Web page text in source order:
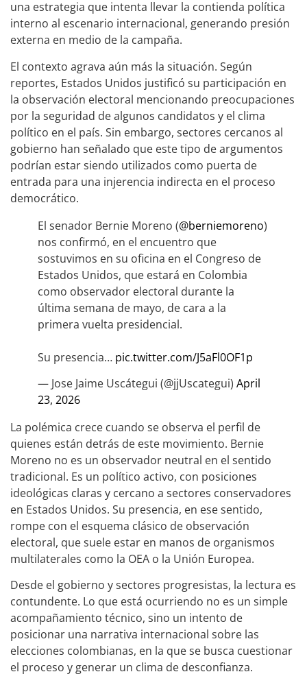
una estrategia que intenta llevar la contienda política
interno al escenario internacional, generando presión
externa en medio de la campaña.
El contexto agrava aún más la situación. Según
reportes, Estados Unidos justificó su participación en
la observación electoral mencionando preocupaciones
por la seguridad de algunos candidatos y el clima
político en el país. Sin embargo, sectores cercanos al
gobierno han señalado que este tipo de argumentos
podrían estar siendo utilizados como puerta de
entrada para una injerencia indirecta en el proceso
democrático.
El senador Bernie Moreno (@berniemoreno)
nos confirmó, en el encuentro que
sostuvimos en su oficina en el Congreso de
Estados Unidos, que estará en Colombia
como observador electoral durante la
última semana de mayo, de cara a la
primera vuelta presidencial.
Su presencia… pic.twitter.com/J5aFl0OF1p
— Jose Jaime Uscátegui (@jjUscategui) April
23, 2026
La polémica crece cuando se observa el perfil de
quienes están detrás de este movimiento. Bernie
Moreno no es un observador neutral en el sentido
tradicional. Es un político activo, con posiciones
ideológicas claras y cercano a sectores conservadores
en Estados Unidos. Su presencia, en ese sentido,
rompe con el esquema clásico de observación
electoral, que suele estar en manos de organismos
multilaterales como la OEA o la Unión Europea.
Desde el gobierno y sectores progresistas, la lectura es
contundente. Lo que está ocurriendo no es un simple
acompañamiento técnico, sino un intento de
posicionar una narrativa internacional sobre las
elecciones colombianas, en la que se busca cuestionar
el proceso y generar un clima de desconfianza.